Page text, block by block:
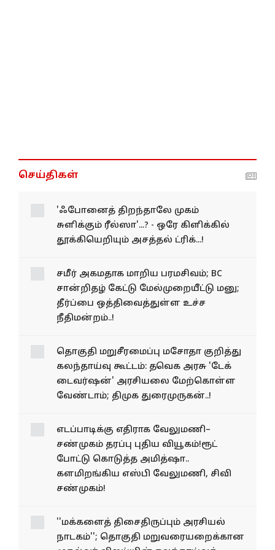
செய்திகள்
'ஃபோனைத் திறந்தாலே முகம்
சுளிக்கும் ரீல்ஸா'...? - ஒரே கிளிக்கில்
தூக்கியெறியும் அசத்தல் ட்ரிக்...!
சமீர் அகமதாக மாறிய பரமசிவம்; BC
சான்றிதழ் கேட்டு மேல்​முறையீட்டு மனு;
தீர்ப்பை ஒத்திவைத்துள்ள உச்ச
நீதிமன்றம்..!
தொகுதி மறுசீரமைப்பு மசோதா குறித்து
கலந்தாய்வு கூட்டம்: தவெக அரசு 'டேக்
டைவர்​ஷன்' அரசி​யலை மேற்​கொள்ள
வேண்​டாம்; திமுக துரைமுருகன்..!
எடப்பாடிக்கு எதிராக வேலுமணி–
சண்முகம் தரப்பு புதிய வியூகம்!ரூட்
போட்டு கொடுத்த அமித்ஷா..
களமிறங்கிய எஸ்பி வேலுமணி, சிவி
சண்முகம்!
''மக்களைத் திசைதிருப்பும் அரசியல்
நாடகம்''; தொகுதி மறுவரையறைக்கான